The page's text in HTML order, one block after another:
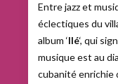
Entre jazz et
éclectiques du
album ‘Ilé‘, qui
musique est au
cubanité enrichie